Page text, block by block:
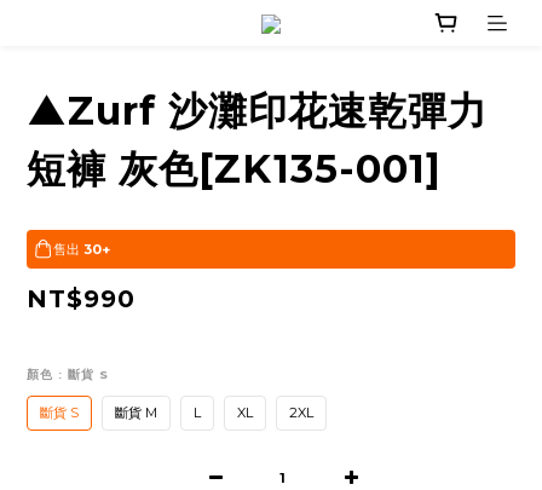
▲Zurf 沙灘印花速乾彈力
短褲 灰色[ZK135-001]
售出 30+
NT$990
顏色 : 斷貨 S
斷貨 S 斷貨 M L XL 2XL